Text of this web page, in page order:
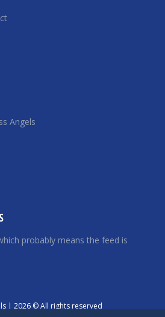
Angels
probably means the feed is
| 2026 © All rights reserved